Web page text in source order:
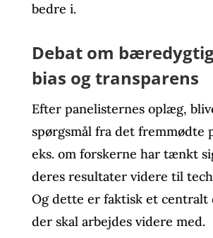
bedre i.
Debat om
bias og transparens
Efter panelisternes oplæg,
spørgsmål fra det fremmødte
eks. om forskerne har tænkt
deres resultater videre til
Og dette er faktisk et centralt
der skal arbejdes videre med.